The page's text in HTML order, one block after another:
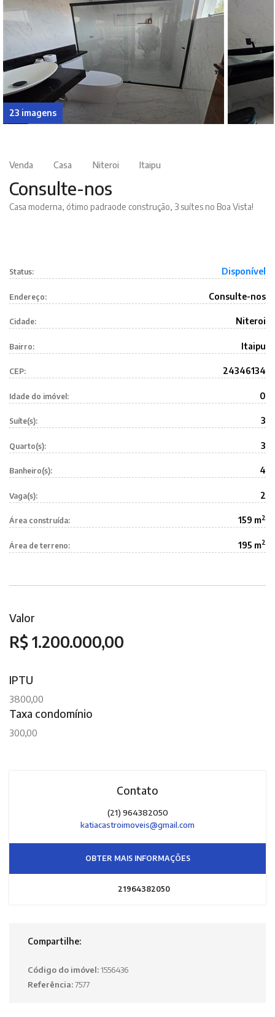
23 imagens
Venda Casa Niteroi Itaipu
Consulte-nos
Casa moderna, ótimo padraode construção, 3 suítes no Boa Vista!
Status: Disponível
Endereço: Consulte-nos
Cidade: Niteroi
Bairro: Itaipu
CEP: 24346134
Idade do imóvel: 0
Suíte(s): 3
Quarto(s): 3
Banheiro(s): 4
Vaga(s): 2
Área construída: 159 m2
Área de terreno: 195 m2
Valor
R$ 1.200.000,00
IPTU
3800,00
Taxa condomínio
300,00
Contato
(21) 964382050
katiacastroimoveis@gmail.com
OBTER MAIS INFORMAÇÕES
21964382050
Compartilhe:
Código do imóvel:1556436
Referência:7577